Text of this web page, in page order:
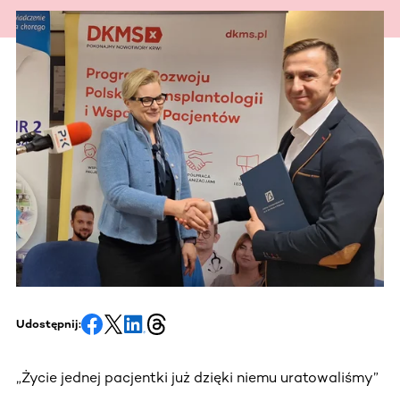
Udostępnij:
„Życie jednej pacjentki już dzięki niemu uratowaliśmy”